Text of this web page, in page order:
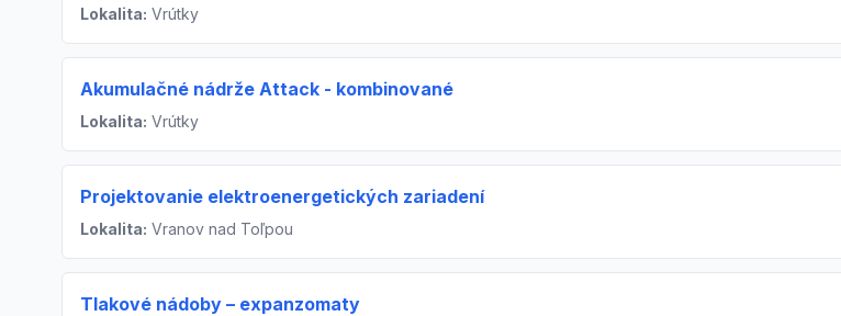
Lokalita: Vrútky
Akumulačné nádrže Attack - kombinované
Lokalita: Vrútky
Projektovanie elektroenergetických zariadení
Lokalita: Vranov nad Toľpou
Tlakové nádoby – expanzomaty